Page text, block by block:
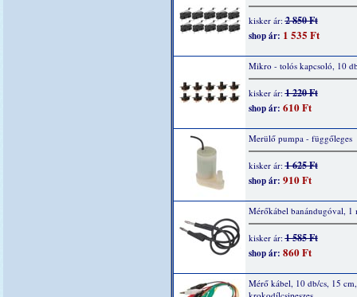
kisker ár:2 850 Ft
shop ár: 1 535 Ft
Mikro - tolós kapcsoló, 10
kisker ár:1 220 Ft
shop ár: 610 Ft
Merülő pumpa - függőleges
kisker ár:1 625 Ft
shop ár: 910 Ft
Mérőkábel banándugóval, 1
kisker ár:1 585 Ft
shop ár: 860 Ft
Mérő kábel, 10 db/cs, 15 cm,